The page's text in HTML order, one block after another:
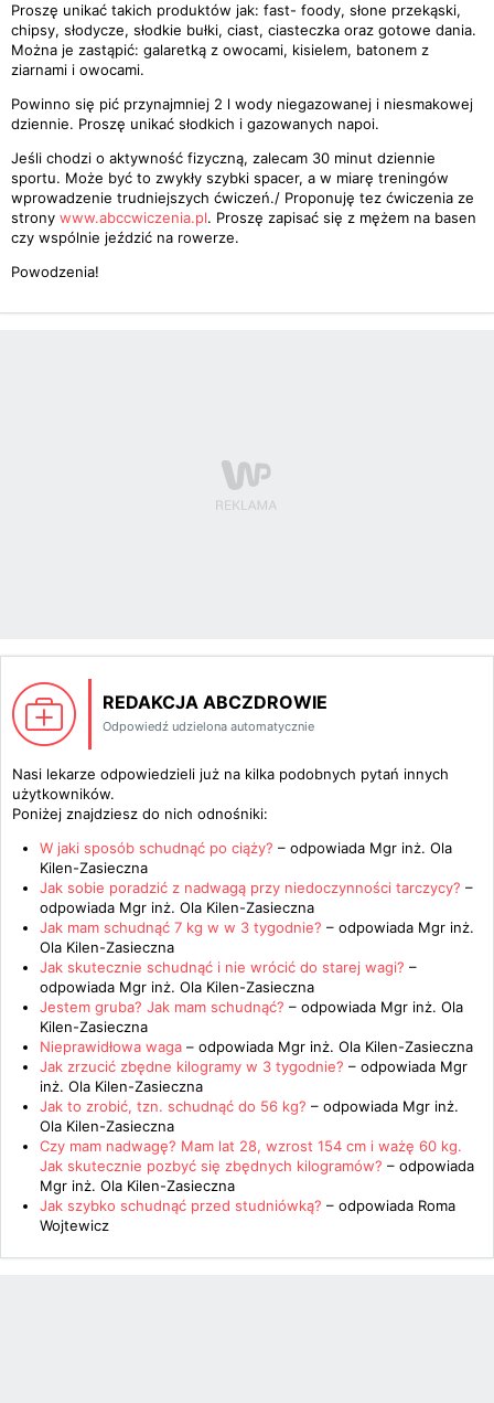
Proszę unikać takich produktów jak: fast- foody, słone przekąski,
chipsy, słodycze, słodkie bułki, ciast, ciasteczka oraz gotowe dania.
Można je zastąpić: galaretką z owocami, kisielem, batonem z
ziarnami i owocami.
Powinno się pić przynajmniej 2 l wody niegazowanej i niesmakowej
dziennie. Proszę unikać słodkich i gazowanych napoi.
Jeśli chodzi o aktywność fizyczną, zalecam 30 minut dziennie
sportu. Może być to zwykły szybki spacer, a w miarę treningów
wprowadzenie trudniejszych ćwiczeń./ Proponuję tez ćwiczenia ze
strony www.abccwiczenia.pl. Proszę zapisać się z mężem na basen
czy wspólnie jeździć na rowerze.
Powodzenia!
REDAKCJA ABCZDROWIE
Odpowiedź udzielona automatycznie
Nasi lekarze odpowiedzieli już na kilka podobnych pytań innych
użytkowników.
Poniżej znajdziesz do nich odnośniki:
W jaki sposób schudnąć po ciąży? – odpowiada Mgr inż. Ola
Kilen-Zasieczna
Jak sobie poradzić z nadwagą przy niedoczynności tarczycy? –
odpowiada Mgr inż. Ola Kilen-Zasieczna
Jak mam schudnąć 7 kg w w 3 tygodnie? – odpowiada Mgr inż.
Ola Kilen-Zasieczna
Jak skutecznie schudnąć i nie wrócić do starej wagi? –
odpowiada Mgr inż. Ola Kilen-Zasieczna
Jestem gruba? Jak mam schudnąć? – odpowiada Mgr inż. Ola
Kilen-Zasieczna
Nieprawidłowa waga – odpowiada Mgr inż. Ola Kilen-Zasieczna
Jak zrzucić zbędne kilogramy w 3 tygodnie? – odpowiada Mgr
inż. Ola Kilen-Zasieczna
Jak to zrobić, tzn. schudnąć do 56 kg? – odpowiada Mgr inż.
Ola Kilen-Zasieczna
Czy mam nadwagę? Mam lat 28, wzrost 154 cm i ważę 60 kg.
Jak skutecznie pozbyć się zbędnych kilogramów? – odpowiada
Mgr inż. Ola Kilen-Zasieczna
Jak szybko schudnąć przed studniówką? – odpowiada Roma
Wojtewicz